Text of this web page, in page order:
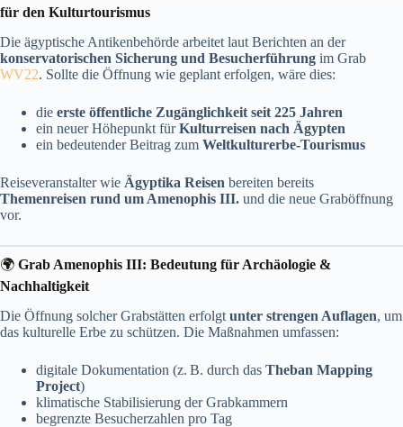
für den Kulturtourismus
Die ägyptische Antikenbehörde arbeitet laut Berichten an der
konservatorischen Sicherung und Besucherführung im Grab
WV22. Sollte die Öffnung wie geplant erfolgen, wäre dies:
die erste öffentliche Zugänglichkeit seit 225 Jahren
ein neuer Höhepunkt fürKulturreisen nach Ägypten
ein bedeutender Beitrag zum Weltkulturerbe-Tourismus
Reiseveranstalter wie Ägyptika Reisen bereiten bereits
Themenreisen rund um Amenophis III. und die neue Graböffnung
vor.
🌍 Grab Amenophis III: Bedeutung für Archäologie &
Nachhaltigkeit
Die Öffnung solcher Grabstätten erfolgt unter strengen Auflagen, um
das kulturelle Erbe zu schützen. Die Maßnahmen umfassen:
digitale Dokumentation (z. B. durch das Theban Mapping
Project)
klimatische Stabilisierung der Grabkammern
begrenzte Besucherzahlen pro Tag